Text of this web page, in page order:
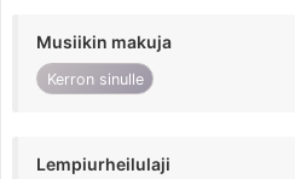
Musiikin makuja
Kerron sinulle
Lempiurheilulaji